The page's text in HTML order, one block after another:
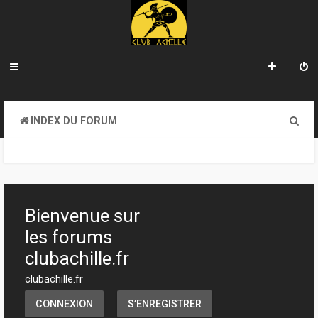
INDEX DU FORUM
h
Bienvenue sur
les forums
clubachille.fr
clubachille.fr
CONNEXION S’ENREGISTRER